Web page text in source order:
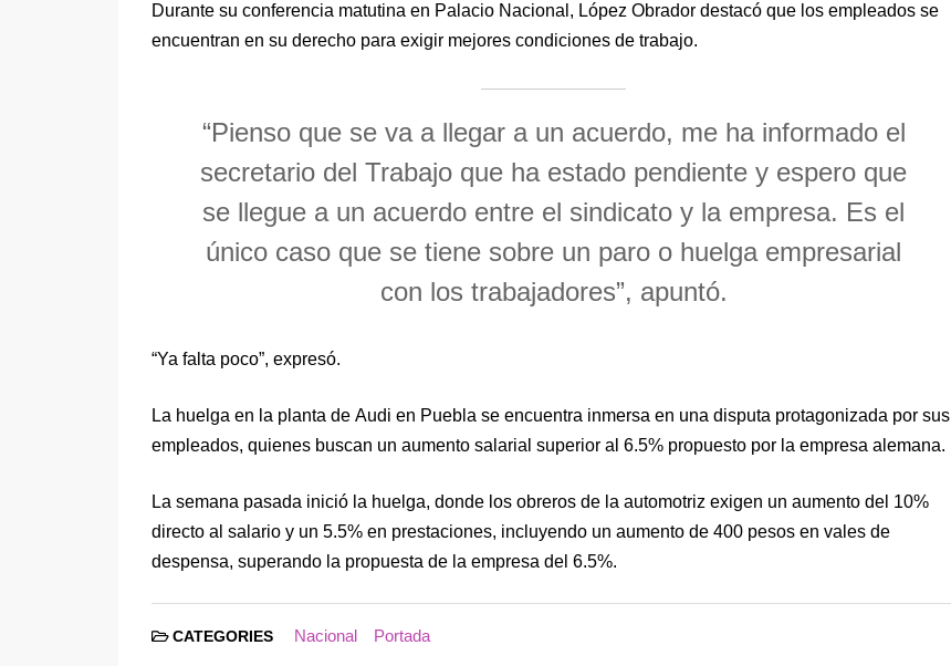
Durante su conferencia matutina en Palacio Nacional, López Obrador destacó que los empleados se
encuentran en su derecho para exigir mejores condiciones de trabajo.
“Pienso que se va a llegar a un acuerdo, me ha informado el
secretario del Trabajo que ha estado pendiente y espero que
se llegue a un acuerdo entre el sindicato y la empresa. Es el
único caso que se tiene sobre un paro o huelga empresarial
con los trabajadores”, apuntó.
“Ya falta poco”, expresó.
La huelga en la planta de Audi en Puebla se encuentra inmersa en una disputa protagonizada por sus
empleados, quienes buscan un aumento salarial superior al 6.5% propuesto por la empresa alemana.
La semana pasada inició la huelga, donde los obreros de la automotriz exigen un aumento del 10%
directo al salario y un 5.5% en prestaciones, incluyendo un aumento de 400 pesos en vales de
despensa, superando la propuesta de la empresa del 6.5%.
CATEGORIES Nacional Portada